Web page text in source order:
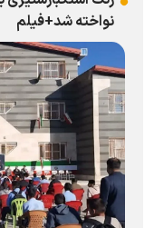
نواخته شد+فیلم